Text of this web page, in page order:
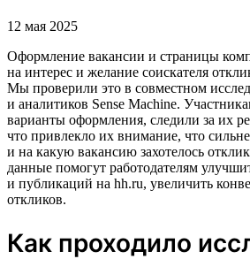
12 мая 2025
Оформление вакансии и страницы
на интерес и желание соискателя
Мы проверили это в совместном
и аналитиков Sense Machine.
варианты оформления, следили за их
что привлекло их внимание, что
и на какую вакансию захотелось
данные помогут работодателям
и публикаций на hh.ru, увеличить
откликов.
Как проходило